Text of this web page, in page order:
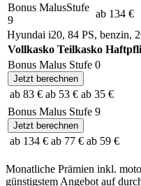
Bonus MalusStufe
9
ab 134 €
Hyundai i20, 84 PS, benzin,
Vollkasko Teilkasko
Bonus Malus Stufe 0
Jetzt berechnen
ab 83 € ab 53 € ab 35 €
Bonus Malus Stufe 9
Jetzt berechnen
ab 134 € ab 77 € ab 59 €
Monatliche Prämien inkl.
günstigstem Angebot auf